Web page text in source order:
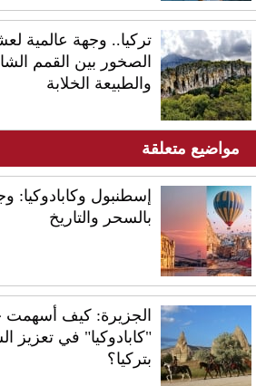
تركيا.. وجهة عالمية
الصخور بين القمم
والطبيعة الخلابة
مواضيع متعلقة
إسطنبول وكابادوكيا:
بالسحر والتاريخ
الجزيرة: كيف أسهمت
"كابادوكيا" في تعزيز
بتركيا؟